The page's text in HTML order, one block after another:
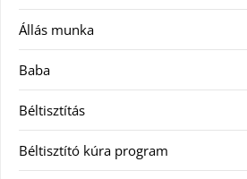
Állás munka
Baba
Béltisztítás
Béltisztító kúra program